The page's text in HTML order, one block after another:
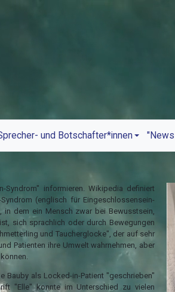
und Botschafter*innen
informieren. Wikipedia definiert
(englisch für Eingeschlossensein-
in dem ein Mensch zwar bei Bewusstsein,
sich sprachlich oder durch Bewegungen
und Taucherglocke", der auf sehr
Patienten ihre Umwelt wahrnehmen, aber
Bauby als Locked-in-Patient "geschrieben"
"Elle" konnte im Unterschied zu vielen